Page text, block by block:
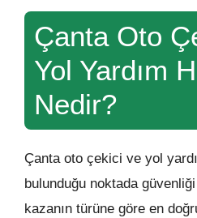
Çanta Oto
Yol Yardım
Nedir?
Çanta oto çekici ve yol
bulunduğu noktada
kazanın türüne göre en